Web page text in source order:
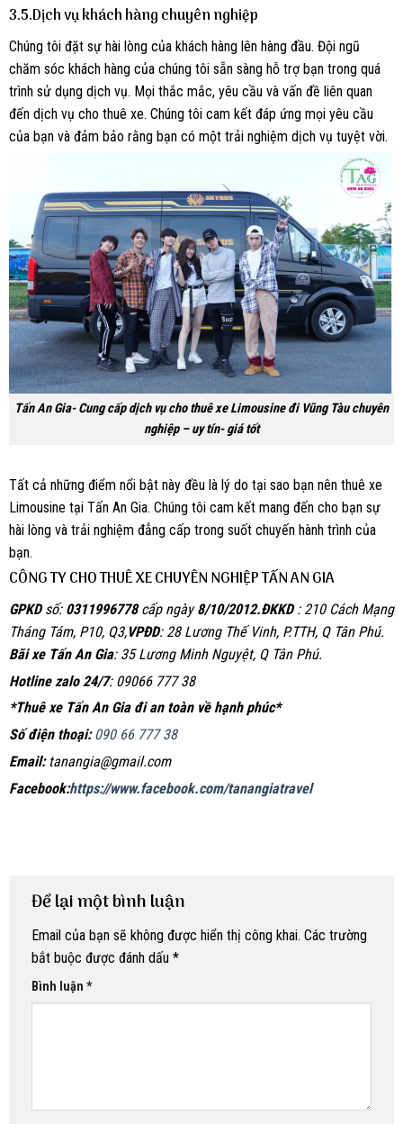
3.5.Dịch vụ khách hàng chuyên nghiệp
Chúng tôi đặt sự hài lòng của khách hàng lên hàng đầu. Đội ngũ
chăm sóc khách hàng của chúng tôi sẵn sàng hỗ trợ bạn trong quá
trình sử dụng dịch vụ. Mọi thắc mắc, yêu cầu và vấn đề liên quan
đến dịch vụ cho thuê xe. Chúng tôi cam kết đáp ứng mọi yêu cầu
của bạn và đảm bảo rằng bạn có một trải nghiệm dịch vụ tuyệt vời.
Tấn An Gia- Cung cấp dịch vụ cho thuê xe Limousine đi Vũng Tàu chuyên
nghiệp – uy tín- giá tốt
Tất cả những điểm nổi bật này đều là lý do tại sao bạn nên thuê xe
Limousine tại Tấn An Gia. Chúng tôi cam kết mang đến cho bạn sự
hài lòng và trải nghiệm đẳng cấp trong suốt chuyến hành trình của
bạn.
CÔNG TY CHO THUÊ XE CHUYÊN NGHIỆP TẤN AN GIA
GPKDsố: 0311996778cấp ngày8/10/2012.ĐKKD: 210 Cách Mạng
Tháng Tám, P10, Q3,VPĐD: 28 Lương Thế Vinh, P.TTH, Q Tân Phú.
Bãi xe Tấn An Gia: 35 Lương Minh Nguyệt, Q Tân Phú.
Hotline zalo 24/7: 09066 777 38
*Thuê xe Tấn An Gia đi an toàn về hạnh phúc*
Số điện thoại:090 66 777 38
Email:tanangia@gmail.com
Facebook:https://www.facebook.com/tanangiatravel
Để lại một bình luận
Email của bạn sẽ không được hiển thị công khai. Các trường
bắt buộc được đánh dấu *
Bình luận *